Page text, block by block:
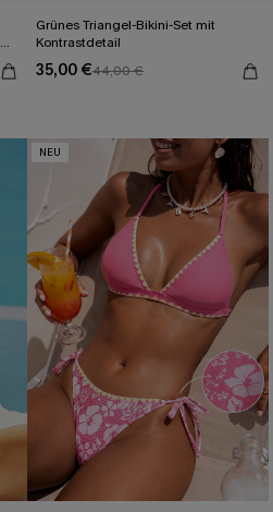
Grünes Triangel-Bikini-Set mit
Kontrastdetail
35,00 €44,00 €
NEU